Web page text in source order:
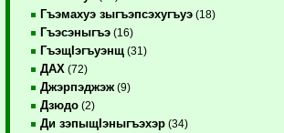
Гъэмахуэ зыгъэпсэхугъуэ (18)
Гъэсэныгъэ (16)
ГъэщIэгъуэнщ (31)
ДАХ (72)
Джэрпэджэж (9)
Дзюдо (2)
Ди зэпыщIэныгъэхэр (34)